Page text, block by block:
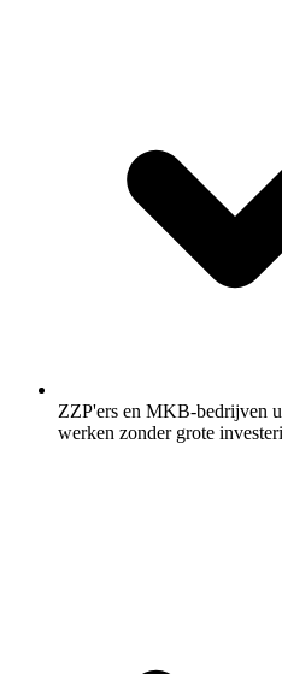
ZZP'ers en MKB-bedrijven
werken zonder grote